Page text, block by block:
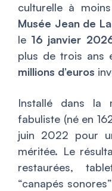
culturelle à
Musée Jean de
le 16 janvier
plus de trois ans
millions d’euros
Installé dans la
fabuliste (né en
juin 2022 pour
méritée. Le
restaurées,
“canapés